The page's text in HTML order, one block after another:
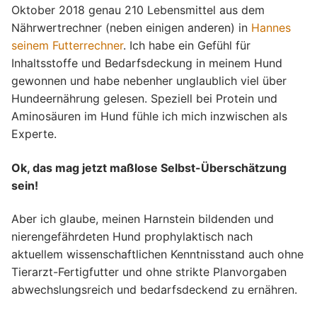
Oktober 2018 genau 210 Lebensmittel aus dem
Nährwertrechner (neben einigen anderen) in Hannes
seinem Futterrechner. Ich habe ein Gefühl für
Inhaltsstoffe und Bedarfsdeckung in meinem Hund
gewonnen und habe nebenher unglaublich viel über
Hundeernährung gelesen. Speziell bei Protein und
Aminosäuren im Hund fühle ich mich inzwischen als
Experte.
Ok, das mag jetzt maßlose Selbst-Überschätzung
sein!
Aber ich glaube, meinen Harnstein bildenden und
nierengefährdeten Hund prophylaktisch nach
aktuellem wissenschaftlichen Kenntnisstand auch ohne
Tierarzt-Fertigfutter und ohne strikte Planvorgaben
abwechslungsreich und bedarfsdeckend zu ernähren.